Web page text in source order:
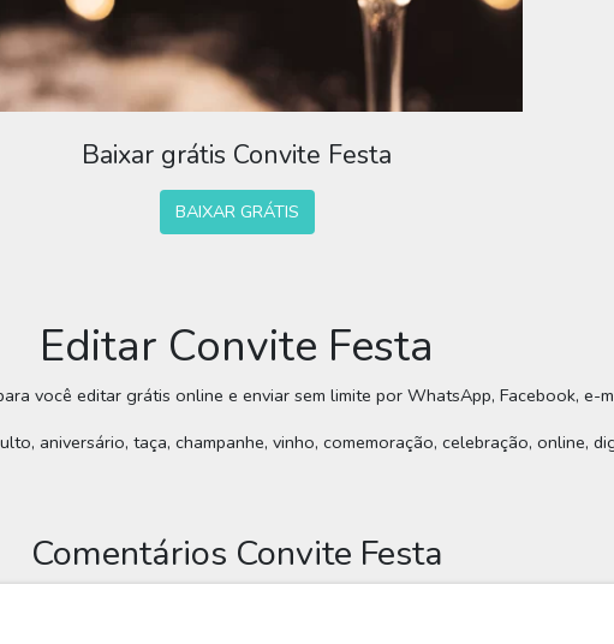
Baixar grátis Convite Festa
BAIXAR GRÁTIS
Editar Convite Festa
você editar grátis online e enviar sem limite por WhatsApp, Facebook, e-
aniversário, taça, champanhe, vinho, comemoração, celebração, online,
Comentários Convite Festa